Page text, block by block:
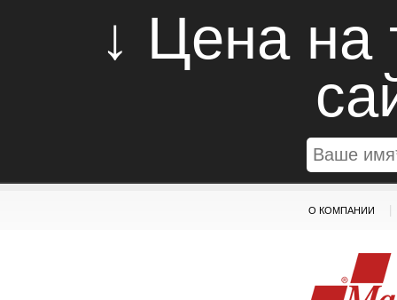
↓ Цена на
О КОМПАНИИ